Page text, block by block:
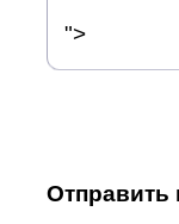
">
Отправить